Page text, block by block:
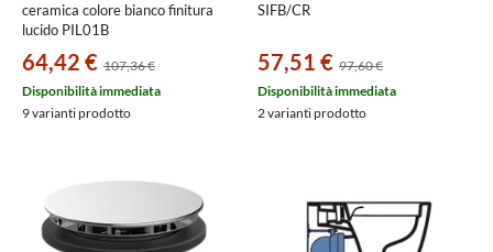
ceramica colore bianco finitura
lucido PIL01B
64,42 € 107,36 €
Disponibilità immediata
9 varianti prodotto
SIFB/CR
57,51 € 97,60 €
Disponibilità immediata
2 varianti prodotto